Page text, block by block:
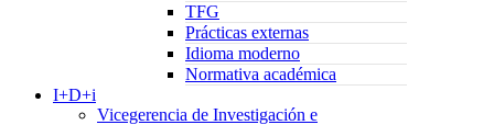
TFG
Prácticas externas
Idioma moderno
Normativa académica
I+D+i
Vicegerencia de Investigación e